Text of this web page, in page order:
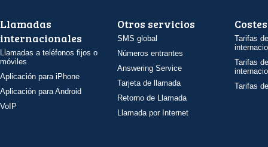
Llamadas
internacionales
Llamadas a teléfonos fijos o
móviles
Aplicación para iPhone
Aplicación para Android
VoIP
Otros servicios
SMS global
Números entrantes
Answering Service
Tarjeta de llamada
Retorno de Llamada
Llamada por Internet
Costes
Tarifas
Tarifas
Tarifas